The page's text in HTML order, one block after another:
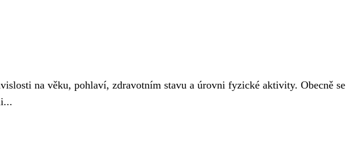
na věku, pohlaví, zdravotním stavu a úrovni fyzické aktivity. Obecně se